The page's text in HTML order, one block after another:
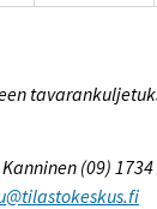
(09) 1734